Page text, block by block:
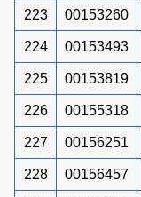
223 00153260
224 00153493
225 00153819
226 00155318
227 00156251
228 00156457